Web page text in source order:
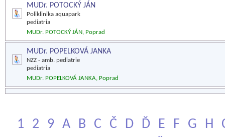
MUDr. POTOCKÝ JÁN
Poliklinika aquapark
pediatria
MUDr. POTOCKÝ JÁN, Poprad
MUDr. POPELKOVÁ JANKA
NZZ - amb. pediatrie
pediatria
MUDr. POPELKOVÁ JANKA, Poprad
1 2 9 A B C Č D Ď E F G H